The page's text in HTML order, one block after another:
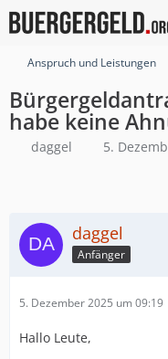
Anspruch und Leistungen
habe keine
daggel 5.
daggel
Anfänger
5. Dezember 2025 um 09:19
Hallo Leute,